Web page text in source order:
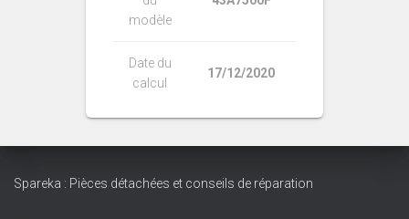
modèle
Date du
calcul
17/12/2020
Spareka : Pièces détachées et conseils de réparation